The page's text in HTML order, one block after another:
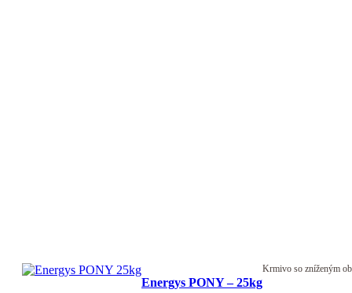
Energys PONY – 25kg
Krmivo so zníženým